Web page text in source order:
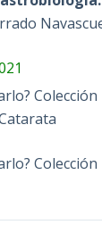
Colección
Colección